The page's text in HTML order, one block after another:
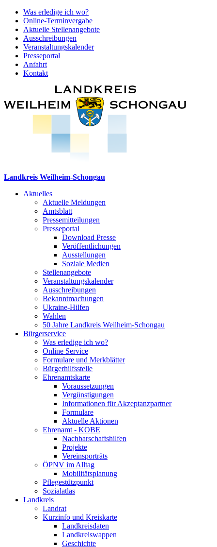
Was erledige ich wo?
Online-Terminvergabe
Aktuelle Stellenangebote
Ausschreibungen
Veranstaltungskalender
Presseportal
Anfahrt
Kontakt
Landkreis Weilheim-Schongau
Aktuelles
Aktuelle Meldungen
Amtsblatt
Pressemitteilungen
Presseportal
Download Presse
Veröffentlichungen
Ausstellungen
Soziale Medien
Stellenangebote
Veranstaltungskalender
Ausschreibungen
Bekanntmachungen
Ukraine-Hilfen
Wahlen
50 Jahre Landkreis Weilheim-Schongau
Bürgerservice
Was erledige ich wo?
Online Service
Formulare und Merkblätter
Bürgerhilfsstelle
Ehrenamtskarte
Voraussetzungen
Vergünstigungen
Informationen für Akzeptanzpartner
Formulare
Aktuelle Aktionen
Ehrenamt - KOBE
Nachbarschaftshilfen
Projekte
Vereinsporträts
ÖPNV im Alltag
Mobilitätsplanung
Pflegestützpunkt
Sozialatlas
Landkreis
Landrat
Kurzinfo und Kreiskarte
Landkreisdaten
Landkreiswappen
Geschichte